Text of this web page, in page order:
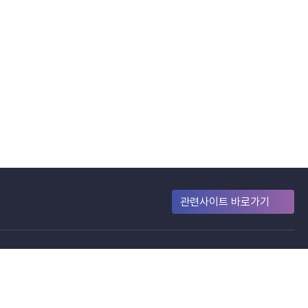
관련사이트 바로가기